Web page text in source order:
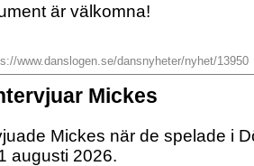
är välkomna!
www.danslogen.se/dansnyheter/nyhet/13950
Mickes
Mickes när de spelade i
augusti 2026.